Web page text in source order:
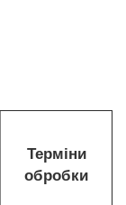
Терміни
обробки